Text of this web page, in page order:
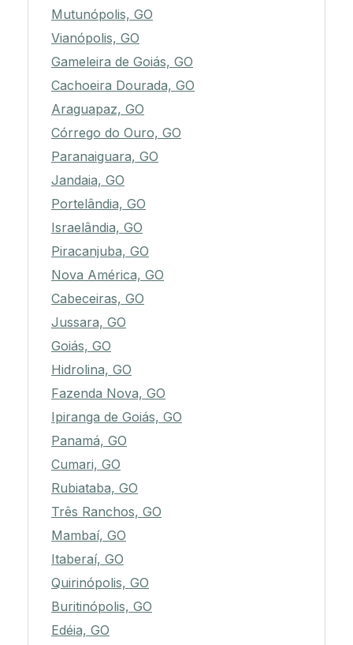
Mutunópolis, GO
Vianópolis, GO
Gameleira de Goiás, GO
Cachoeira Dourada, GO
Araguapaz, GO
Córrego do Ouro, GO
Paranaiguara, GO
Jandaia, GO
Portelândia, GO
Israelândia, GO
Piracanjuba, GO
Nova América, GO
Cabeceiras, GO
Jussara, GO
Goiás, GO
Hidrolina, GO
Fazenda Nova, GO
Ipiranga de Goiás, GO
Panamá, GO
Cumari, GO
Rubiataba, GO
Três Ranchos, GO
Mambaí, GO
Itaberaí, GO
Quirinópolis, GO
Buritinópolis, GO
Edéia, GO